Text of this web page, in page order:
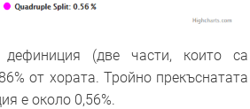
(две части, които са
от хората. Тройно прекъснатата
е около 0,56%.